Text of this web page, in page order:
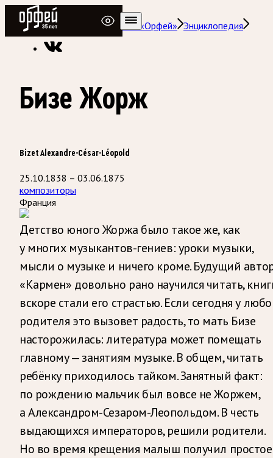
Радио Орфей
Радио классической музыки «Орфей» Энциклопедия
Бизе Жорж
Bizet Alexandre-César-Léopold
25.10.1838 – 03.06.1875
композиторы
Франция
Детство юного Жоржа было такое же, как
у многих музыкантов-гениев: уроки музыки,
мысли о музыке и ничего кроме. Будущий
«Кармен» довольно рано научился читать,
вскоре стали его страстью. Если сегодня у
родителя это вызовет радость, то мать Бизе
насторожилась: литература может помещать
главному — занятиям музыке. В общем, читать
ребёнку приходилось тайком. Занятный факт:
по рождению мальчик был вовсе не Жоржем,
а Александром-Сезаром-Леопольдом. В честь
выдающихся императоров, решили родители.
Но во время крещения малыш получил простое